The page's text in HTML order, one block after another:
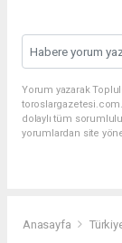
Yorum yazarak
dolaylı tüm
yorumlardan site
Anasayfa